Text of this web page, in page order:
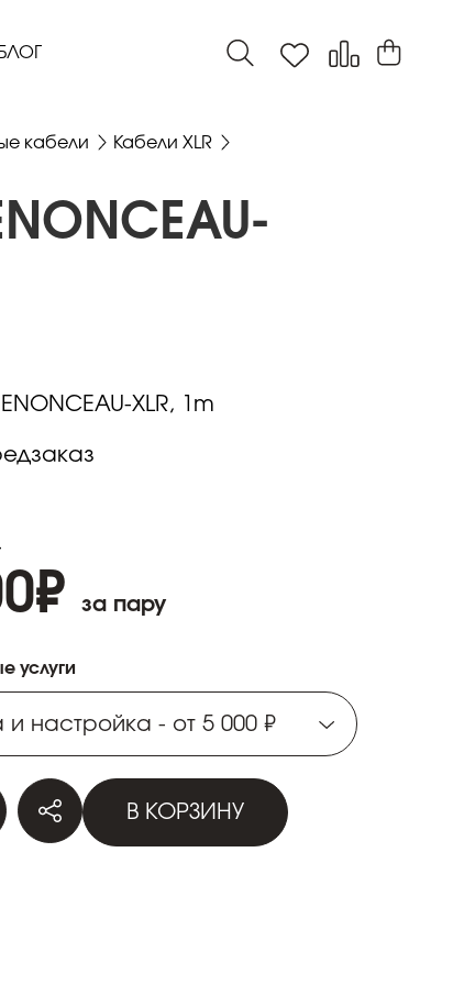
БЛОГ
кабели
Кабели XLR
XLR, 1m
₽ за пару
услуги
и настройка - от 5 000 ₽
и настройка - от 5 000 ₽
и настройка - от 5 000 ₽
В КОРЗИНУ